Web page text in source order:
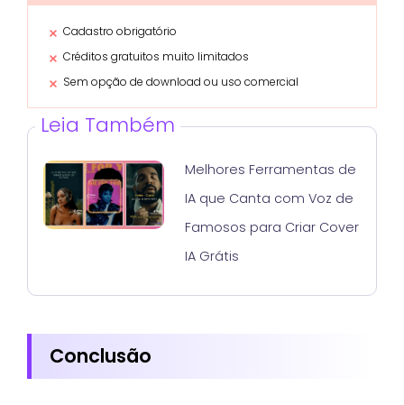
Cadastro obrigatório
Créditos gratuitos muito limitados
Sem opção de download ou uso comercial
Leia Também
Melhores Ferramentas de
IA que Canta com Voz de
Famosos para Criar Cover
IA Grátis
Conclusão